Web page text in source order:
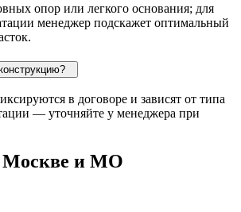
опор или легкого основания; для
менеджер подскажет оптимальный
в договоре и зависят от типа
— уточняйте у менеджера при
Москве и МО